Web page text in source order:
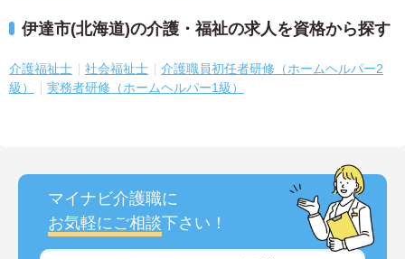
伊達市(北海道)の介護・福祉の求人を資格から探す
介護福祉士 社会福祉士
介護職員初任者研修（ホームヘルパー2
級）
実務者研修（ホームヘルパー1級）
マイナビ介護職に
お気軽にご相談下さい！